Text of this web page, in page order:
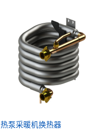
热泵采暖机换热器